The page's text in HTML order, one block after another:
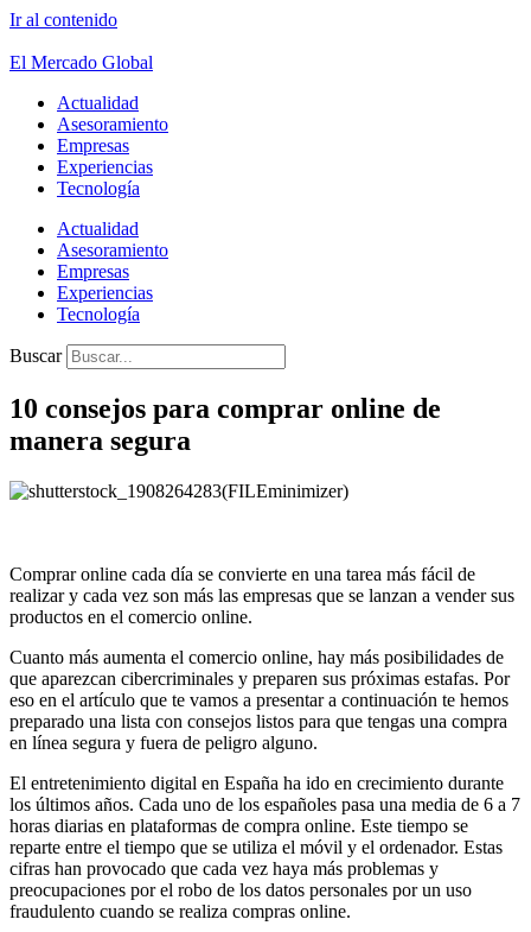
Ir al contenido
El Mercado Global
Actualidad
Asesoramiento
Empresas
Experiencias
Tecnología
Actualidad
Asesoramiento
Empresas
Experiencias
Tecnología
Buscar
10 consejos para comprar online de
manera segura
Comprar online cada día se convierte en una tarea más fácil de
realizar y cada vez son más las empresas que se lanzan a vender sus
productos en el comercio online.
Cuanto más aumenta el comercio online, hay más posibilidades de
que aparezcan cibercriminales y preparen sus próximas estafas. Por
eso en el artículo que te vamos a presentar a continuación te hemos
preparado una lista con consejos listos para que tengas una compra
en línea segura y fuera de peligro alguno.
El entretenimiento digital en España ha ido en crecimiento durante
los últimos años. Cada uno de los españoles pasa una media de 6 a 7
horas diarias en plataformas de compra online. Este tiempo se
reparte entre el tiempo que se utiliza el móvil y el ordenador. Estas
cifras han provocado que cada vez haya más problemas y
preocupaciones por el robo de los datos personales por un uso
fraudulento cuando se realiza compras online.